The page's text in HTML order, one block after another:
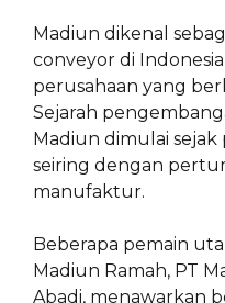
Madiun dikenal
conveyor di
perusahaan yang
Sejarah
Madiun dimulai
seiring dengan
manufaktur.
Beberapa pemain
Madiun Ramah, PT
Abadi, menawarkan